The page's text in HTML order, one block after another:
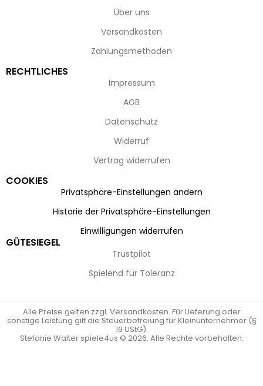
Über uns
Versandkosten
Zahlungsmethoden
RECHTLICHES
Impressum
AGB
Datenschutz
Widerruf
Vertrag widerrufen
COOKIES
Privatsphäre-Einstellungen ändern
Historie der Privatsphäre-Einstellungen
Einwilligungen widerrufen
GÜTESIEGEL
Trustpilot
Spielend für Toleranz
Alle Preise gelten zzgl. Versandkosten. Für Lieferung oder
sonstige Leistung gilt die Steuerbefreiung für Kleinunternehmer (§
19 UStG).
Stefanie Walter spiele4us © 2026. Alle Rechte vorbehalten.